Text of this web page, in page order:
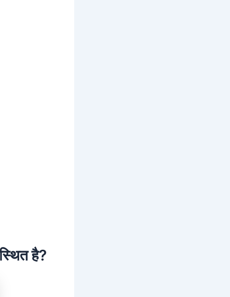
है?